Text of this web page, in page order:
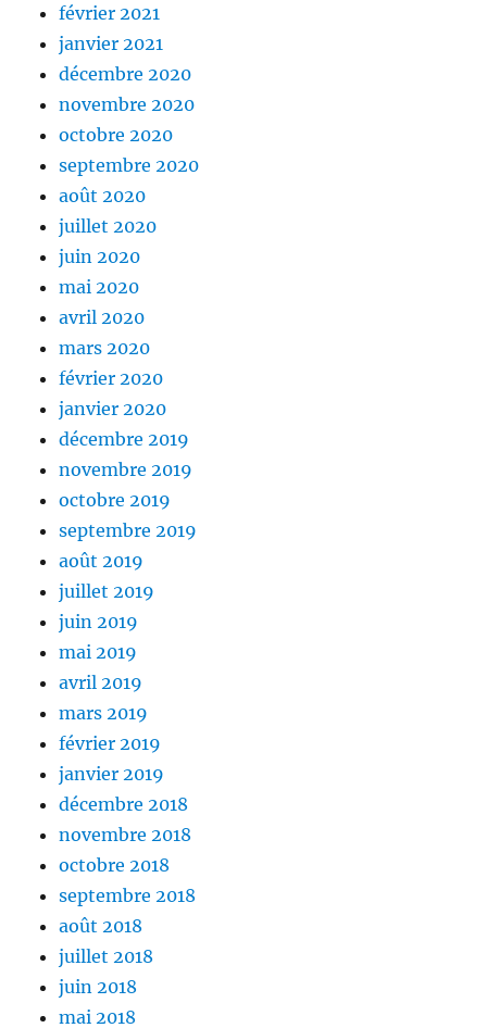
février 2021
janvier 2021
décembre 2020
novembre 2020
octobre 2020
septembre 2020
août 2020
juillet 2020
juin 2020
mai 2020
avril 2020
mars 2020
février 2020
janvier 2020
décembre 2019
novembre 2019
octobre 2019
septembre 2019
août 2019
juillet 2019
juin 2019
mai 2019
avril 2019
mars 2019
février 2019
janvier 2019
décembre 2018
novembre 2018
octobre 2018
septembre 2018
août 2018
juillet 2018
juin 2018
mai 2018